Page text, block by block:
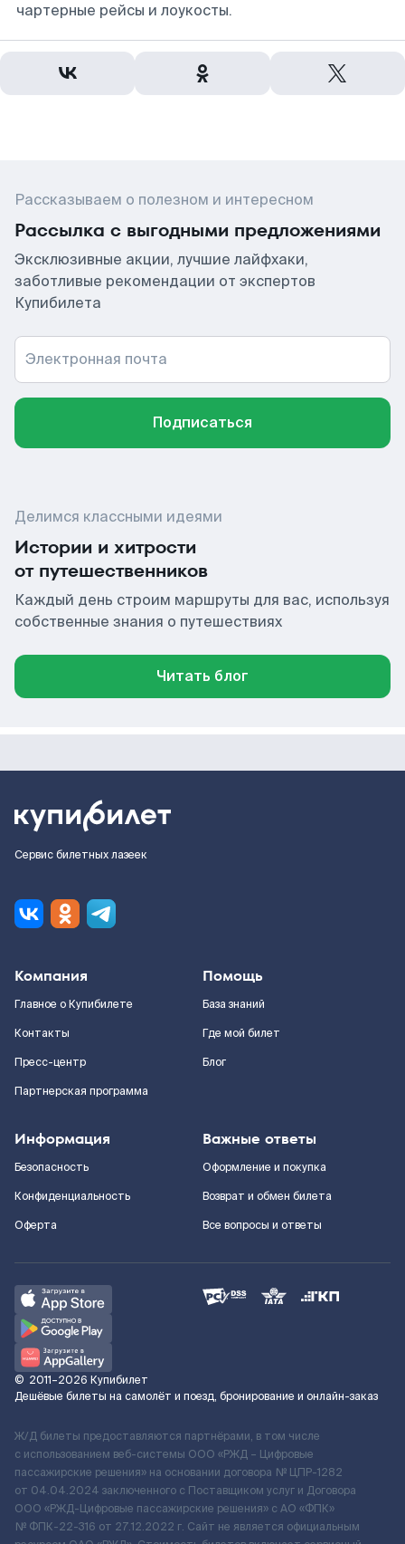
чартерные рейсы и лоукосты.
Рассказываем о полезном и интересном
Рассылка с выгодными предложениями
Эксклюзивные акции, лучшие лайфхаки,
заботливые рекомендации от экспертов
Купибилета
Электронная почта
Подписаться
Делимся классными идеями
Истории и хитрости
от путешественников
Каждый день строим маршруты для вас, используя
собственные знания о путешествиях
Читать блог
Сервис билетных лазеек
Компания
Главное о Купибилете
Контакты
Пресс-центр
Партнерская программа
Помощь
База знаний
Где мой билет
Блог
Информация
Безопасность
Конфиденциальность
Оферта
Важные ответы
Оформление и покупка
Возврат и обмен билета
Все вопросы и ответы
© 2011–2026 Купибилет
Дешёвые билеты на самолёт и поезд, бронирование и онлайн-заказ
Ж/Д билеты предоставляются партнёрами, в том числе
с использованием веб-системы ООО «РЖД – Цифровые
пассажирские решения» на основании договора № ЦПР-1282
от 04.04.2024 заключенного с Поставщиком услуг и Договора
ООО «РЖД-Цифровые пассажирские решения» c АО «ФПК»
№ ФПК-22-316 от 27.12.2022 г. Сайт не является официальным